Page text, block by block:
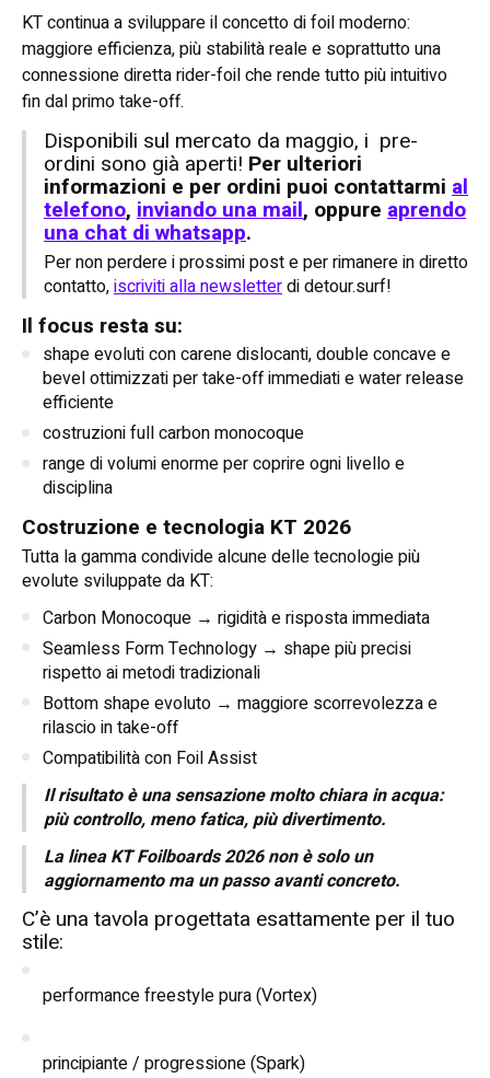
KT continua a sviluppare il concetto di foil moderno:
maggiore efficienza, più stabilità reale e soprattutto una
connessione diretta rider-foil che rende tutto più intuitivo
fin dal primo take-off.
Disponibili sul mercato da maggio, i pre-
ordini sono già aperti! Per ulteriori
informazioni e per ordini puoi contattarmi al
telefono, inviando una mail, oppure aprendo
una chat di whatsapp.
Per non perdere i prossimi post e per rimanere in diretto
contatto,iscriviti alla newsletterdi detour.surf!
Il focus resta su:
shape evoluti con carene dislocanti, double concave e
bevel ottimizzati per take-off immediati e water release
efficiente
costruzioni full carbon monocoque
range di volumi enorme per coprire ogni livello e
disciplina
Costruzione e tecnologia KT 2026
Tutta la gamma condivide alcune delle tecnologie più
evolute sviluppate da KT:
Carbon Monocoque → rigidità e risposta immediata
Seamless Form Technology → shape più precisi
rispetto ai metodi tradizionali
Bottom shape evoluto → maggiore scorrevolezza e
rilascio in take-off
Compatibilità con Foil Assist
Il risultato è una sensazione molto chiara in acqua:
più controllo, meno fatica, più divertimento.
La linea KT Foilboards 2026 non è solo un
aggiornamento ma un passo avanti concreto.
C’è una tavola progettata esattamente per il tuo
stile:
performance freestyle pura (Vortex)
principiante / progressione (Spark)